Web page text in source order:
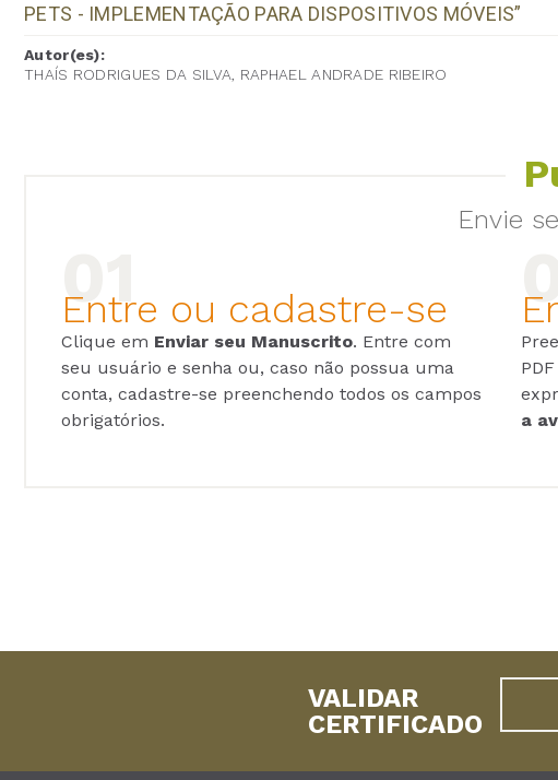
PETS - IMPLEMENTAÇÃO PARA DISPOSITIVOS MÓVEIS”
Autor(es):
THAÍS RODRIGUES DA SILVA, RAPHAEL ANDRADE RIBEIRO
Envie
Entre ou cadastre-se
Clique em Enviar seu Manuscrito. Entre com
seu usuário e senha ou, caso não possua uma
conta, cadastre-se preenchendo todos os campos
obrigatórios.
a
VALIDAR
CERTIFICADO